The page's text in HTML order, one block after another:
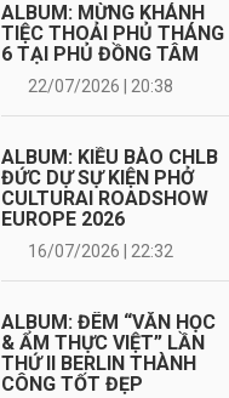
ALBUM: MỪNG KHÁNH
TIỆC THOẢI PHỦ THÁNG
6 TẠI PHỦ ĐỒNG TÂM
22/07/2026 | 20:38
ALBUM: KIỀU BÀO CHLB
ĐỨC DỰ SỰ KIỆN PHỞ
CULTURAI ROADSHOW
EUROPE 2026
16/07/2026 | 22:32
ALBUM: ĐÊM “VĂN HỌC
& ẨM THỰC VIỆT” LẦN
THỨ II BERLIN THÀNH
CÔNG TỐT ĐẸP